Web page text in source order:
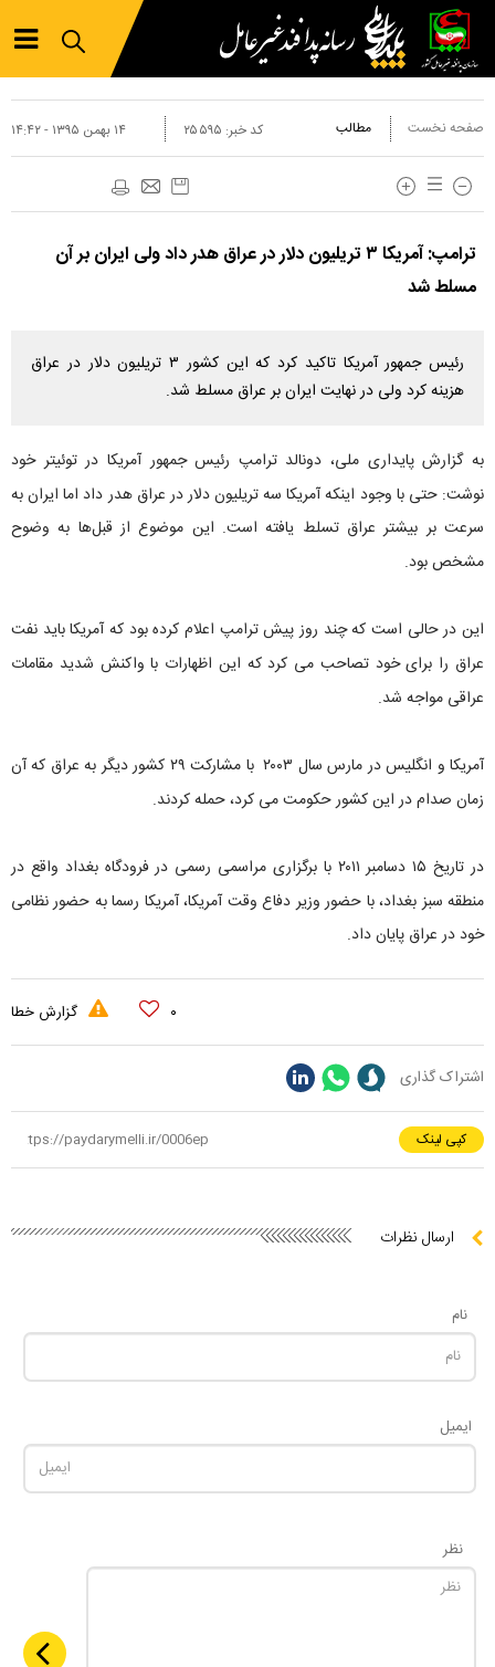
صفحه نخست مطالب ۱۴ بهمن ۱۳۹۵ - ۱۴:۴۲ کد خبر: ۲۵۵۹۵
ترامپ: آمریکا ۳ تریلیون دلار در عراق هدر داد ولی ایران بر آن
مسلط شد
رئیس جمهور آمریکا تاکید کرد که این کشور ۳ تریلیون دلار در عراق
هزینه کرد ولی در نهایت ایران بر عراق مسلط شد.
به گزارش پایداری ملی، دونالد ترامپ رئیس جمهور آمریکا در توئیتر خود
نوشت: حتی با وجود اینکه آمریکا سه تریلیون دلار در عراق هدر داد اما ایران به
سرعت بر بیشتر عراق تسلط یافته است. این موضوع از قبل‌ها به وضوح
مشخص بود.
این در حالی است که چند روز پیش ترامپ اعلام کرده بود که آمریکا باید نفت
عراق را برای خود تصاحب می کرد که این اظهارات با واکنش شدید مقامات
عراقی مواجه شد.
آمریکا و انگلیس در مارس سال ۲۰۰۳ با مشارکت ۲۹ کشور دیگر به عراق که آن
زمان صدام در این کشور حکومت می کرد، حمله کردند.
در تاریخ ۱۵ دسامبر ۲۰۱۱ با برگزاری مراسمی رسمی در فرودگاه بغداد واقع در
منطقه سبز بغداد، با حضور وزیر دفاع وقت آمریکا، آمریکا رسما به حضور نظامی
خود در عراق پایان داد.
۰ گزارش خطا
اشتراک گذاری
کپی لینک
ارسال نظرات
نام
ایمیل
نظر